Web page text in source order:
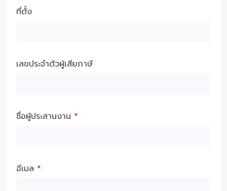
ที่ตั้ง
เลขประจำตัวผู้เสียภาษี
ชื่อผู้ประสานงาน *
อีเมล *